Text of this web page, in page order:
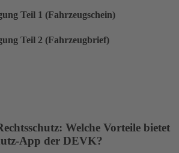
Teil 1 (Fahrzeugschein)
Teil 2 (Fahrzeugbrief)
Welche Vorteile bietet
App der DEVK?